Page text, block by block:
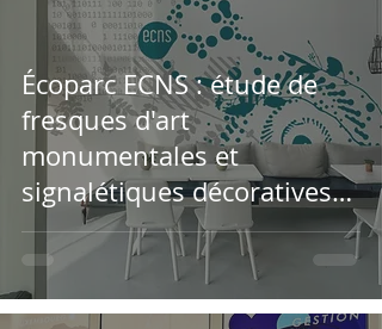
Écoparc ECNS : étude de
fresques d'art
monumentales et
signalétiques décoratives
pour bureaux d'entreprises